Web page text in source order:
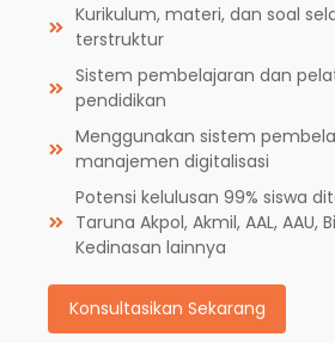
Kurikulum, materi, dan soal
terstruktur
Sistem pembelajaran dan
pendidikan
Menggunakan sistem
manajemen digitalisasi
Potensi kelulusan 99% siswa
Taruna Akpol, Akmil, AAL, AAU,
Kedinasan lainnya
Konsultasikan Sekarang